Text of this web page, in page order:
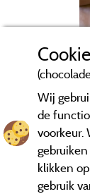
Wij
de
voorkeur.
klikken
gebruik